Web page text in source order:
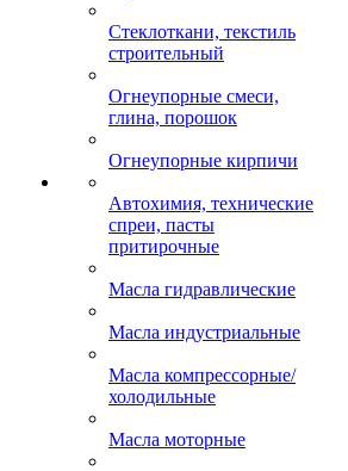
Стеклоткани, текстиль
строительный
Огнеупорные смеси,
глина, порошок
Огнеупорные кирпичи
Автохимия, технические
спреи, пасты
притирочные
Масла гидравлические
Масла индустриальные
Масла компрессорные/
холодильные
Масла моторные